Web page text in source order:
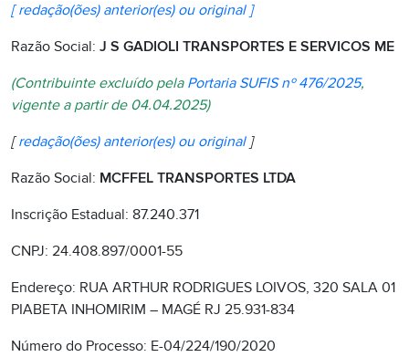
[ redação(ões) anterior(es) ou original ]
Razão Social: J S GADIOLI TRANSPORTES E SERVICOS ME
(Contribuinte excluído pela Portaria SUFIS nº 476/2025,
vigente a partir de 04.04.2025)
[redação(ões) anterior(es) ou original ]
Razão Social: MCFFEL TRANSPORTES LTDA
Inscrição Estadual: 87.240.371
CNPJ: 24.408.897/0001-55
Endereço: RUA ARTHUR RODRIGUES LOIVOS, 320 SALA 01
PIABETA INHOMIRIM – MAGÉ RJ 25.931-834
Número do Processo: E-04/224/190/2020